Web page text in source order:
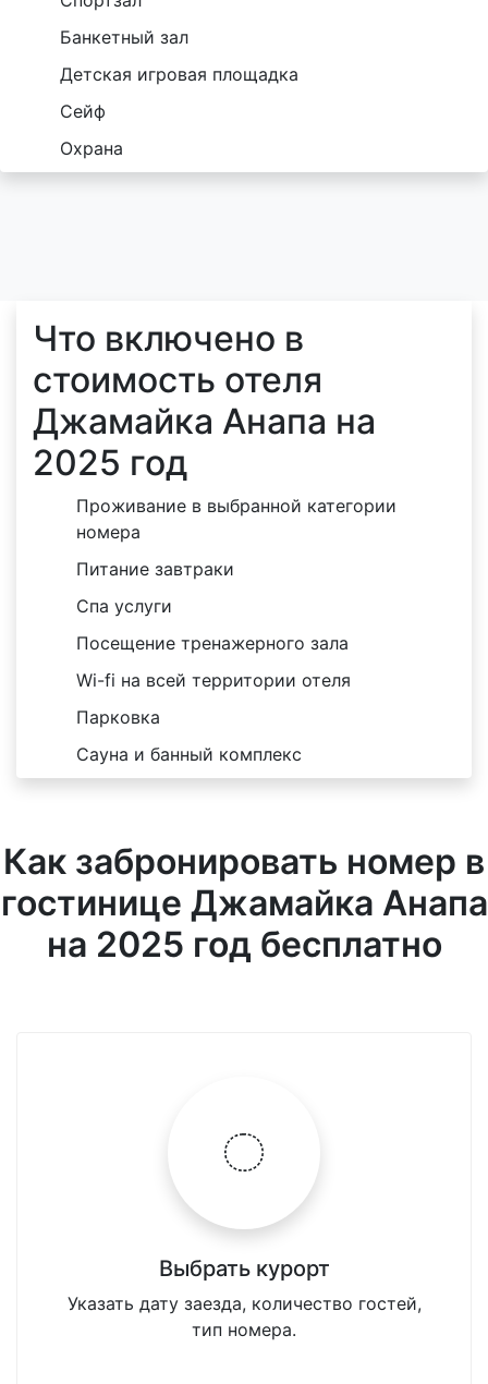
Банкетный зал
Детская игровая площадка
Сейф
Охрана
Что включено в
стоимость отеля
Джамайка Анапа на
2025 год
Проживание в выбранной категории
номера
Питание завтраки
Спа услуги
Посещение тренажерного зала
Wi-fi на всей территории отеля
Парковка
Сауна и банный комплекс
Как забронировать номер в
гостинице Джамайка Анапа
на 2025 год бесплатно
Выбрать курорт
Указать дату заезда, количество гостей,
тип номера.